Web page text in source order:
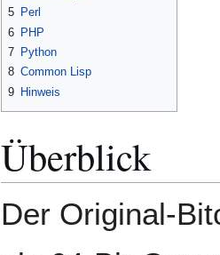
5 Perl
6 PHP
7 Python
8 Common Lisp
9 Hinweis
Überblick
Der Original-